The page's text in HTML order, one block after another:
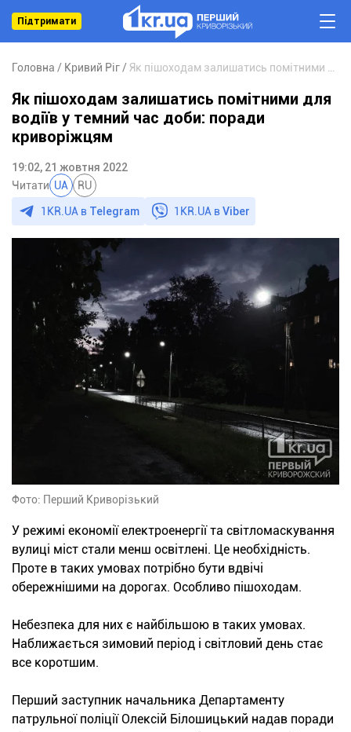
Підтримати
Головна Кривий Ріг
Як пішоходам залишатись помітними для
водіїв у темний час доби: поради
криворіжцям
19:02, 21 жовтня 2022
Читати UA RU
1KR.UA в Telegram 1KR.UA вViber
Фото: Перший Криворізький
У режимі економії електроенергії та світломаскування
вулиці міст стали менш освітлені. Це необхідність.
Проте в таких умовах потрібно бути вдвічі
обережнішими на дорогах. Особливо пішоходам.
Небезпека для них є найбільшою в таких умовах.
Наближається зимовий період і світловий день стає
все коротшим.
Перший заступник начальника Департаменту
патрульної поліції Олексій Білошицький надав поради